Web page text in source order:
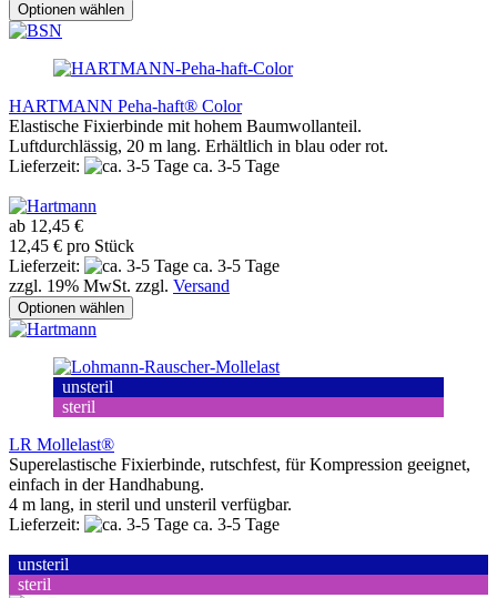
Optionen wählen
HARTMANN Peha-haft® Color
Elastische Fixierbinde mit hohem Baumwollanteil.
Luftdurchlässig, 20 m lang. Erhältlich in blau oder rot.
Lieferzeit:
ca. 3-5 Tage
ab 12,45 €
12,45 € pro Stück
Lieferzeit:
ca. 3-5 Tage
zzgl. 19% MwSt. zzgl. Versand
Optionen wählen
unsteril
steril
LR Mollelast®
Superelastische Fixierbinde, rutschfest, für Kompression geeignet,
einfach in der Handhabung.
4 m lang, in steril und unsteril verfügbar.
Lieferzeit:
ca. 3-5 Tage
unsteril
steril